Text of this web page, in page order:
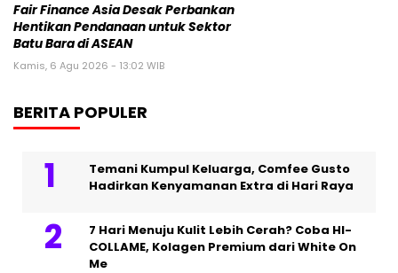
Fair Finance Asia Desak Perbankan
Hentikan Pendanaan untuk Sektor
Batu Bara di ASEAN
Kamis, 6 Agu 2026 - 13:02 WIB
BERITA POPULER
Temani Kumpul Keluarga, Comfee Gusto
Hadirkan Kenyamanan Extra di Hari Raya
7 Hari Menuju Kulit Lebih Cerah? Coba HI-
COLLAME, Kolagen Premium dari White On
Me